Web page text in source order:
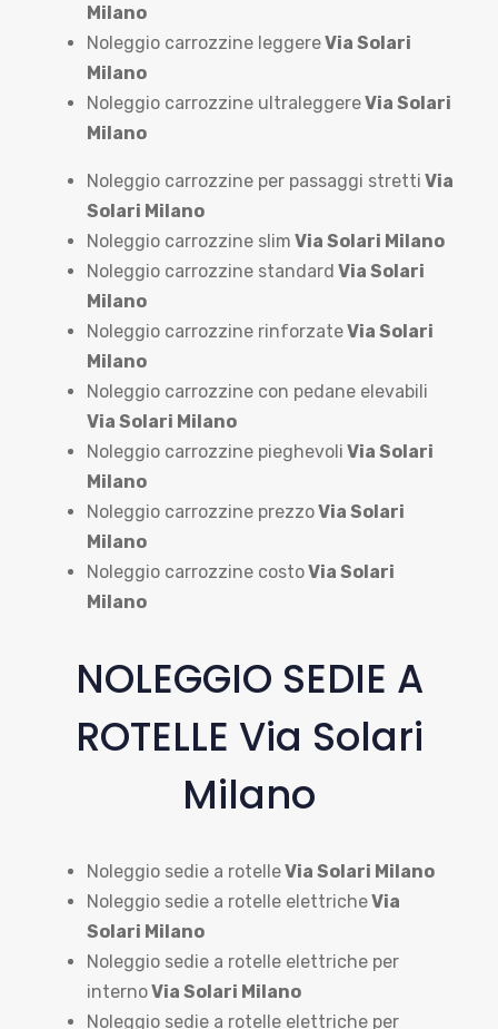
Milano
Noleggio carrozzine leggereVia Solari
Milano
Noleggio carrozzine ultraleggereVia Solari
Milano
Noleggio carrozzine per passaggi stretti Via
Solari Milano
Noleggio carrozzine slim Via Solari Milano
Noleggio carrozzine standard Via Solari
Milano
Noleggio carrozzine rinforzateVia Solari
Milano
Noleggio carrozzine con pedane elevabili
Via Solari Milano
Noleggio carrozzine pieghevoli Via Solari
Milano
Noleggio carrozzine prezzoVia Solari
Milano
Noleggio carrozzine costoVia Solari
Milano
NOLEGGIO SEDIE A
ROTELLE Via Solari
Milano
Noleggio sedie a rotelleVia Solari Milano
Noleggio sedie a rotelle elettricheVia
Solari Milano
Noleggio sedie a rotelle elettriche per
internoVia Solari Milano
Noleggio sedie a rotelle elettriche per